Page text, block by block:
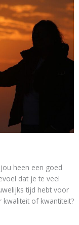
heen een goed
dat je te veel
tijd hebt voor
of kwantiteit?